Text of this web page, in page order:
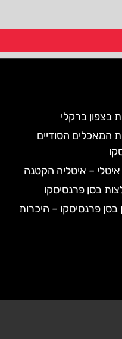
המאכלים הסודיים
איטלי – איטליה הקטנה
בסן פרנסיסקו
בסן פרנסיסקו – היכרות